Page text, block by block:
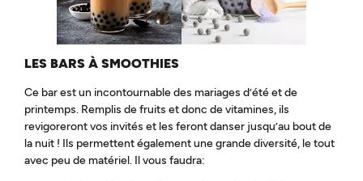
LES BARS À SMOOTHIES
Ce bar est un incontournable des mariages d’été et de
printemps. Remplis de fruits et donc de vitamines, ils
revigoreront vos invités et les feront danser jusqu’au bout de
la nuit ! Ils permettent également une grande diversité, le tout
avec peu de matériel. Il vous faudra: